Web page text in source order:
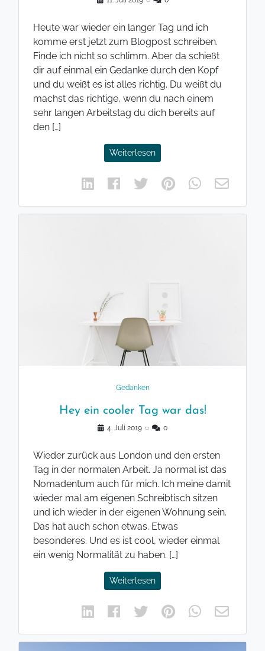
Heute war wieder ein langer Tag und ich
komme erst jetzt zum Blogpost schreiben.
Finde ich nicht so schlimm. Aber da schießt
dir auf einmal ein Gedanke durch den Kopf
und du weißt es ist alles richtig. Du weißt du
machst das richtige, wenn du nach einem
sehr langen Arbeitstag du dich bereits auf
den […]
Weiterlesen
Gedanken
Hey ein cooler Tag war das!
4. Juli 2019 ◌ 0
Wieder zurück aus London und den ersten
Tag in der normalen Arbeit. Ja normal ist das
Nomadentum auch für mich. Ich meine damit
wieder mal am eigenen Schreibtisch sitzen
und ich wieder in der eigenen Wohnung sein.
Das hat auch schon etwas. Etwas
besonderes. Und es ist cool, wieder einmal
ein wenig Normalität zu haben. […]
Weiterlesen